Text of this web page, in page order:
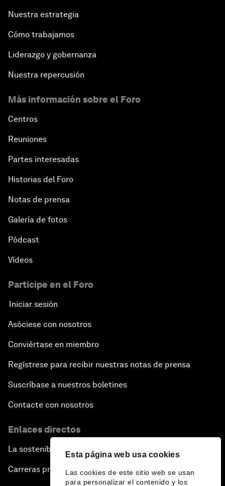
Esta página web usa cookies
Las cookies de este sitio web se usan
para personalizar el contenido y los
Nuestra estrategia
Cómo trabajamos
Liderazgo y gobernanza
Nuestra repercusión
Más información sobre el Foro
Centros
Reuniones
Partes interesadas
Historias del Foro
Notas de prensa
Galería de fotos
Pódcast
Vídeos
Participe en el Foro
Iniciar sesión
Asóciese con nosotros
Conviértase en miembro
Regístrese para recibir nuestras notas de prensa
Suscríbase a nuestros boletines
Contacte con nosotros
Enlaces directos
La sostenibilidad en el Foro
Carreras profesionales